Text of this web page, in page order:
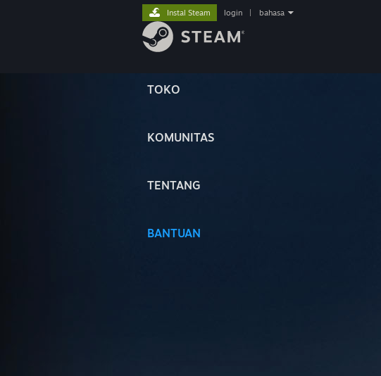
TOKO
KOMUNITAS
TENTANG
BANTUAN
Instal Steam login bahasa